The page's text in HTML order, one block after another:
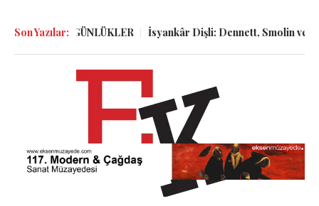
Son Yazılar:
ve GÜNLÜKLER İsyankâr Dişli: Dennett, Smolin ve